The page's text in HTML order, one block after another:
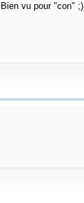
vu pour "con" ;)